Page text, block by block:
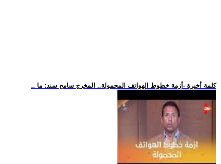
.. كلمة أخيرة -أزمة خطوط الهواتف المحمولة.. المخرج سامح سند: ما